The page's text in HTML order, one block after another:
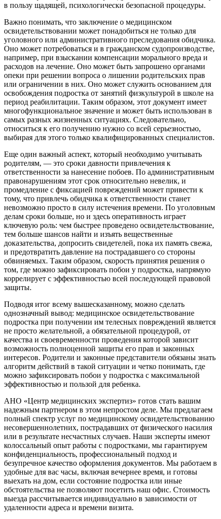
в пользу щадящей, психологически безопасной процедуры.
Важно понимать, что заключение о медицинском
освидетельствовании может понадобиться не только для
уголовного или административного преследования обидчика.
Оно может потребоваться и в гражданском судопроизводстве,
например, при взыскании компенсации морального вреда и
расходов на лечение. Оно может быть запрошено органами
опеки при решении вопроса о лишении родительских прав
или ограничении в них. Оно может служить основанием для
освобождения подростка от занятий физкультурой в школе на
период реабилитации. Таким образом, этот документ имеет
многофункциональное значение и может быть использован в
самых разных жизненных ситуациях. Следовательно,
относиться к его получению нужно со всей серьезностью,
выбирая для этого только квалифицированных специалистов.
Еще один важный аспект, который необходимо учитывать
родителям, — это сроки давности привлечения к
ответственности за нанесение побоев. По административным
правонарушениям этот срок относительно невелик, и
промедление с фиксацией повреждений может привести к
тому, что привлечь обидчика к ответственности станет
невозможно просто в силу истечения времени. По уголовным
делам сроки больше, но и здесь оперативность играет
ключевую роль: чем быстрее проведено освидетельствование,
тем больше шансов найти и изъять вещественные
доказательства, допросить свидетелей, пока их память свежа,
и предотвратить давление на пострадавшего со стороны
обвиняемых. Таким образом, скорость принятия решения о
том, где можно зафиксировать побои у подростка, напрямую
коррелирует с эффективностью всей последующей правовой
защиты.
Подводя итог всему вышесказанному, можно сделать
однозначный вывод: медицинское освидетельствование
подростка при получении им телесных повреждений является
не просто желательной, а обязательной процедурой, от
качества и своевременности проведения которой зависит
возможность полноценной защиты его прав и законных
интересов. Родители и законные представители обязаны знать
алгоритм действий в такой ситуации и четко понимать, где
можно зафиксировать побои у подростка с максимальной
эффективностью и пользой для ребенка.
АНО «Центр медицинских экспертиз» готов стать вашим
надежным партнером в этом непростом деле. Мы предлагаем
полный спектр услуг по медицинскому освидетельствованию
несовершеннолетних, пострадавших от физического насилия
или в результате несчастных случаев. Наши эксперты имеют
колоссальный опыт работы с подростками, мы гарантируем
конфиденциальность, профессиональный подход и
безупречное качество оформления документов. Мы работаем в
удобные для вас часы, включая вечернее время, и готовы
выехать на дом, если состояние подростка или иные
обстоятельства не позволяют посетить наш офис. Стоимость
выезда рассчитывается индивидуально в зависимости от
удаленности адреса и времени визита.